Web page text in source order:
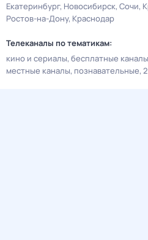
Екатеринбург Новосибирск Сочи
Ростов-на-Дону Краснодар
Телеканалы по тематикам:
кино и сериалы бесплатные каналы
местные каналы познавательные